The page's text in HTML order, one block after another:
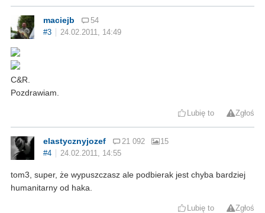
maciejb
54
#3
24.02.2011, 14:49
C&R.
Pozdrawiam.
Lubię to Zgłoś
elastycznyjozef 21 092
15
#4
24.02.2011, 14:55
tom3, super, że wypuszczasz ale podbierak jest chyba bardziej
humanitarny od haka.
Lubię to Zgłoś